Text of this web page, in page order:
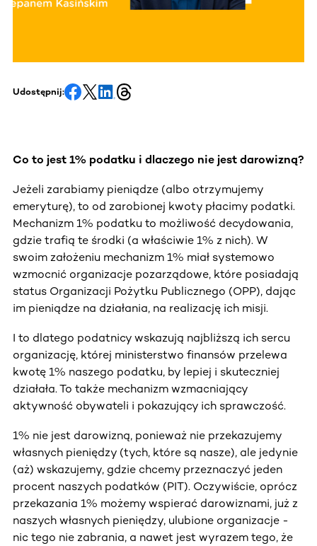
Udostępnij:
Co to jest 1% podatku i dlaczego nie jest darowizną?
Jeżeli zarabiamy pieniądze (albo otrzymujemy
emeryturę), to od zarobionej kwoty płacimy podatki.
Mechanizm 1% podatku to możliwość decydowania,
gdzie trafią te środki (a właściwie 1% z nich). W
swoim założeniu mechanizm 1% miał systemowo
wzmocnić organizacje pozarządowe, które posiadają
status Organizacji Pożytku Publicznego (OPP), dając
im pieniądze na działania, na realizację ich misji.
I to dlatego podatnicy wskazują najbliższą ich sercu
organizację, której ministerstwo finansów przelewa
kwotę 1% naszego podatku, by lepiej i skuteczniej
działała. To także mechanizm wzmacniający
aktywność obywateli i pokazujący ich sprawczość.
1% nie jest darowizną, ponieważ nie przekazujemy
własnych pieniędzy (tych, które są nasze), ale jedynie
(aż) wskazujemy, gdzie chcemy przeznaczyć jeden
procent naszych podatków (PIT). Oczywiście, oprócz
przekazania 1% możemy wspierać darowiznami, już z
naszych własnych pieniędzy, ulubione organizacje -
nic tego nie zabrania, a nawet jest wyrazem tego, że